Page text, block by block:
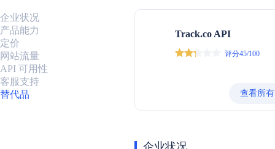
企业状况
产品能力
定价
网站流量
API 可用性
客服支持
替代品
Track.co API
评分45/100
查看所
企业状况